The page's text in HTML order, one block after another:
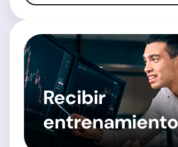
Recibir
entrenamiento